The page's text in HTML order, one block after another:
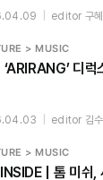
editor 구혜
> MUSIC
디
editor 김수
> MUSIC
| 톰 미쉬,